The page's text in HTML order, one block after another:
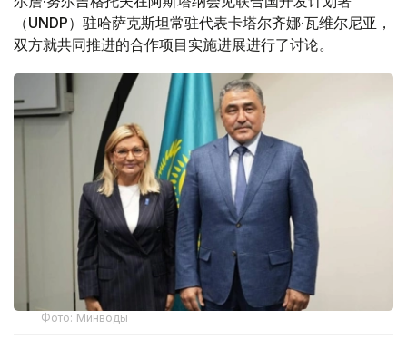
（UNDP）驻哈萨克斯坦常驻代表卡塔尔齐娜·瓦维尔尼亚，
双方就共同推进的合作项目实施进展进行了讨论。
Фото: Минводы